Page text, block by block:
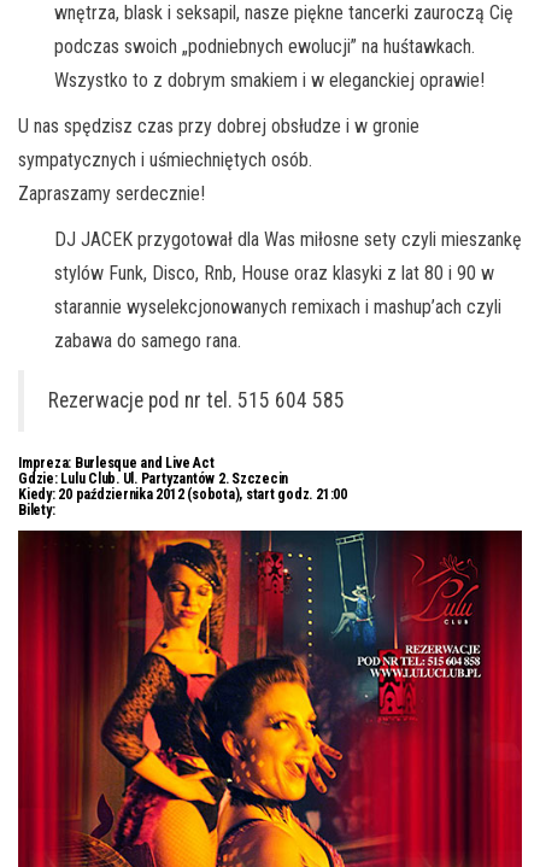
wnętrza, blask i seksapil, nasze piękne tancerki zauroczą Cię
podczas swoich „podniebnych ewolucji” na huśtawkach.
Wszystko to z dobrym smakiem i w eleganckiej oprawie!
U nas spędzisz czas przy dobrej obsłudze i w gronie
sympatycznych i uśmiechniętych osób.
Zapraszamy serdecznie!
DJ JACEK przygotował dla Was miłosne sety czyli mieszankę
stylów Funk, Disco, Rnb, House oraz klasyki z lat 80 i 90 w
starannie wyselekcjonowanych remixach i mashup’ach czyli
zabawa do samego rana.
Rezerwacje pod nr tel. 515 604 585
Impreza: Burlesque and Live Act
Gdzie:Lulu Club. Ul. Partyzantów 2. Szczecin
Kiedy:20 października 2012 (sobota), start godz. 21:00
Bilety: